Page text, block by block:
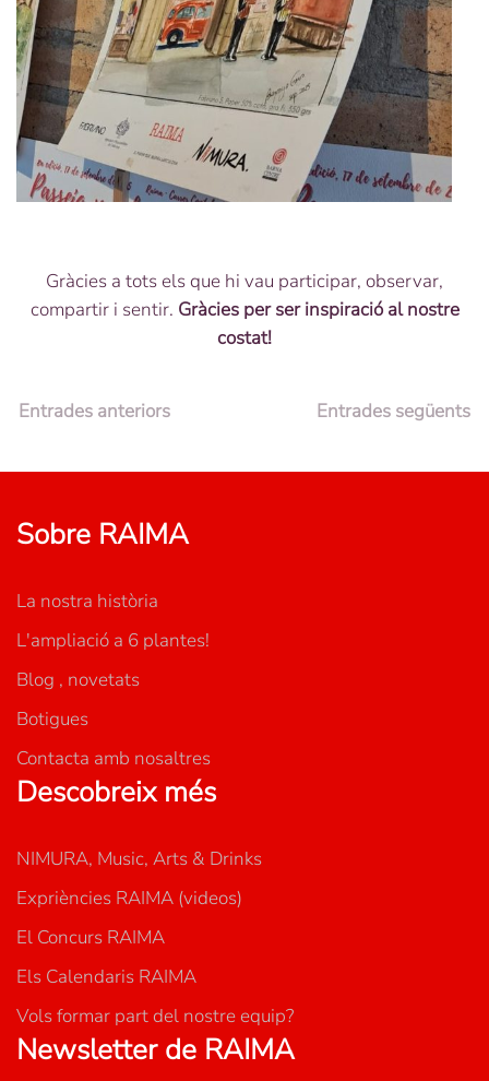
Gràcies a tots els que hi vau participar, observar,
compartir i sentir. Gràcies per ser inspiració al nostre
costat!
Entrades anteriors Entrades següents
Sobre RAIMA
La nostra història
L'ampliació a 6 plantes!
Blog , novetats
Botigues
Contacta amb nosaltres
Descobreix més
NIMURA, Music, Arts & Drinks
Expriències RAIMA (videos)
El Concurs RAIMA
Els Calendaris RAIMA
Vols formar part del nostre equip?
Newsletter de RAIMA